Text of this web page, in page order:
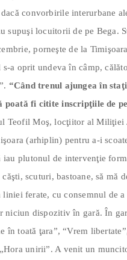
convorbirile interurbane
supuşi locuitorii de pe Bega.
porneşte de la
a oprit undeva în câmp,
“Când trenul ajungea în
poată fi citite inscripţiile de
Teofil Moş, locţiitor al Miliţiei
(arhiplin) pentru a-i
plutonul de intervenţie
scuturi, bastoane, să mă
ferate, cu consemnul de a
niciun dispozitiv în gară. În
toată ţara”, “Vrem
unirii”. A venit un